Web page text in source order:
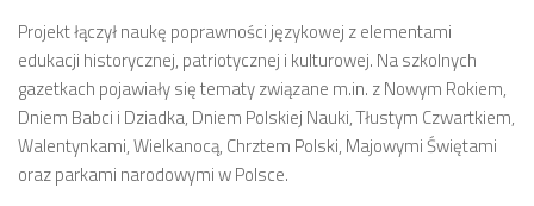
Projekt łączył naukę poprawności językowej z elementami
edukacji historycznej, patriotycznej i kulturowej. Na szkolnych
gazetkach pojawiały się tematy związane m.in. z Nowym Rokiem,
Dniem Babci i Dziadka, Dniem Polskiej Nauki, Tłustym Czwartkiem,
Walentynkami, Wielkanocą, Chrztem Polski, Majowymi Świętami
oraz parkami narodowymi w Polsce.